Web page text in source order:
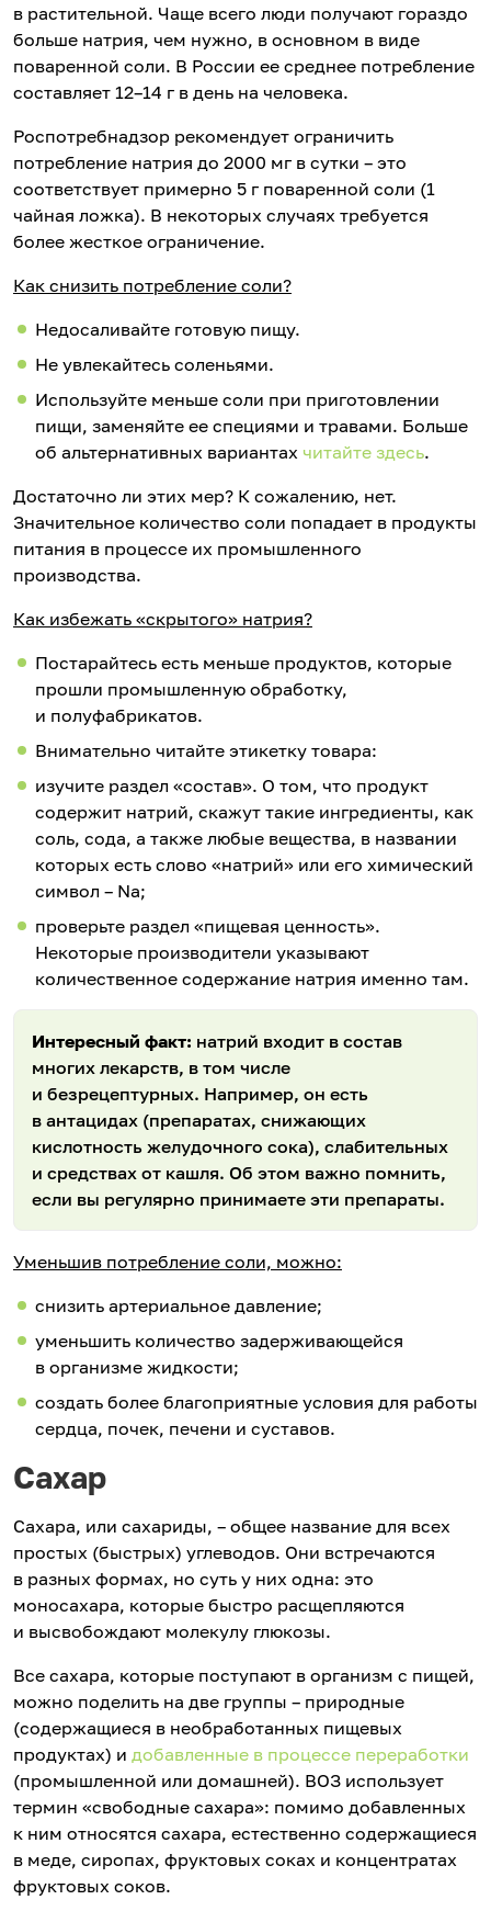
в растительной. Чаще всего люди получают гораздо
больше натрия, чем нужно, в основном в виде
поваренной соли. В России ее среднее потребление
составляет 12–14 г в день на человека.
Роспотребнадзор рекомендует ограничить
потребление натрия до 2000 мг в сутки – это
соответствует примерно 5 г поваренной соли (1
чайная ложка). В некоторых случаях требуется
более жесткое ограничение.
Как снизить потребление соли?
Недосаливайте готовую пищу.
Не увлекайтесь соленьями.
Используйте меньше соли при приготовлении
пищи, заменяйте ее специями и травами. Больше
об альтернативных вариантах читайте здесь.
Достаточно ли этих мер? К сожалению, нет.
Значительное количество соли попадает в продукты
питания в процессе их промышленного
производства.
Как избежать «скрытого» натрия?
Постарайтесь есть меньше продуктов, которые
прошли промышленную обработку,
и полуфабрикатов.
Внимательно читайте этикетку товара:
изучите раздел «состав». О том, что продукт
содержит натрий, скажут такие ингредиенты, как
соль, сода, а также любые вещества, в названии
которых есть слово «натрий» или его химический
символ – Na;
проверьте раздел «пищевая ценность».
Некоторые производители указывают
количественное содержание натрия именно там.
Интересный факт: натрий входит в состав
многих лекарств, в том числе
и безрецептурных. Например, он есть
в антацидах (препаратах, снижающих
кислотность желудочного сока), слабительных
и средствах от кашля. Об этом важно помнить,
если вы регулярно принимаете эти препараты.
Уменьшив потребление соли, можно:
снизить артериальное давление;
уменьшить количество задерживающейся
в организме жидкости;
создать более благоприятные условия для работы
сердца, почек, печени и суставов.
Сахар
Сахара, или сахариды, – общее название для всех
простых (быстрых) углеводов. Они встречаются
в разных формах, но суть у них одна: это
моносахара, которые быстро расщепляются
и высвобождают молекулу глюкозы.
Все сахара, которые поступают в организм с пищей,
можно поделить на две группы – природные
(содержащиеся в необработанных пищевых
продуктах) и добавленные в процессе переработки
(промышленной или домашней). ВОЗ использует
термин «свободные сахара»: помимо добавленных
к ним относятся сахара, естественно содержащиеся
в меде, сиропах, фруктовых соках и концентратах
фруктовых соков.